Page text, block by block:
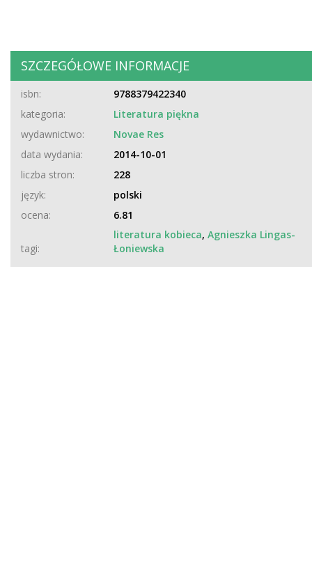
SZCZEGÓŁOWE INFORMACJE
isbn:
9788379422340
kategoria:
Literatura piękna
wydawnictwo:
Novae Res
data wydania:
2014-10-01
liczba stron:
228
język:
polski
ocena:
6.81
tagi:
literatura kobieca, Agnieszka Lingas-
Łoniewska